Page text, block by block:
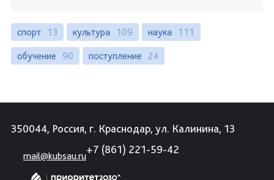
спорт 13 культура 109 наука 111
обучение 90 поступление 24
350044, Россия, г. Краснодар, ул. Калинина, 13
mail@kubsau.ru
+7 (861) 221-59-42